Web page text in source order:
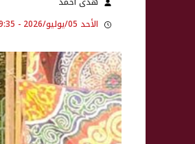
الأحد 05/يوليو/2026 - 09:35 ص